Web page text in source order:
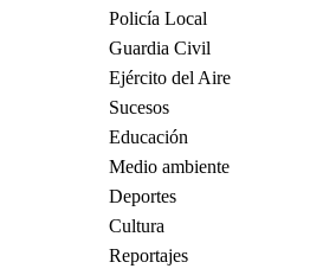
Policía Local
Guardia Civil
Ejército del Aire
Sucesos
Educación
Medio ambiente
Deportes
Cultura
Reportajes